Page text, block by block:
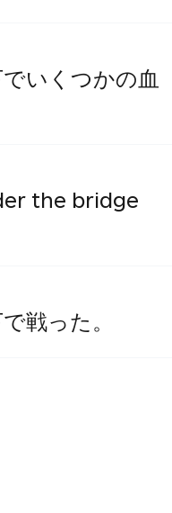
いくつかの血
the bridge
戦った。